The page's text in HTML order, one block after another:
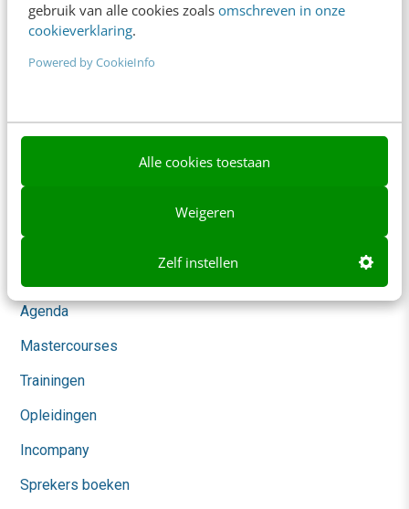
gebruik van alle cookies zoals omschreven in onze
cookieverklaring.
Powered by CookieInfo
Alle cookies toestaan
Weigeren
Zelf instellen
AI & Tech
Content & Communicatie
Marketing
Community
Agenda
Mastercourses
Trainingen
Opleidingen
Incompany
Sprekers boeken